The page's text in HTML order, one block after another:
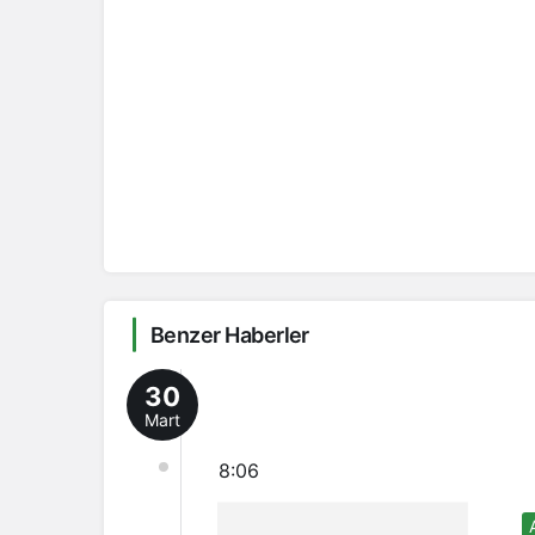
Benzer Haberler
30
Mart
8:06